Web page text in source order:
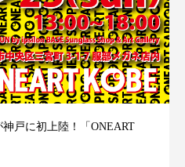
戸に初上陸！「ONEART